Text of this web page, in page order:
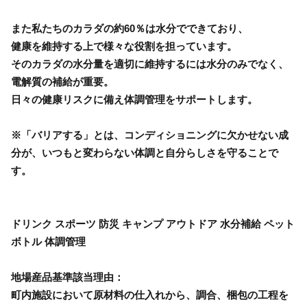
また私たちのカラダの約60％は水分でできており、
健康を維持する上で様々な役割を担っています。
そのカラダの水分量を適切に維持するには水分のみでなく、
電解質の補給が重要。
日々の健康リスクに備え体調管理をサポートします。
※「バリアする」とは、コンディショニングに欠かせない成
分が、いつもと変わらない体調と自分らしさを守ることで
す。
ドリンク スポーツ 防災 キャンプ アウトドア 水分補給 ペット
ボトル 体調管理
地場産品基準該当理由：
町内施設において原材料の仕入れから、調合、梱包の工程を